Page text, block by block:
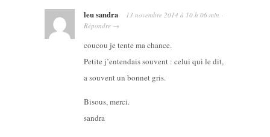
leu sandra 13 novembre 2014 à 10 h 06 min ·
Répondre →
coucou je tente ma chance.
Petite j’entendais souvent : celui qui le dit,
a souvent un bonnet gris.
Bisous, merci.
sandra